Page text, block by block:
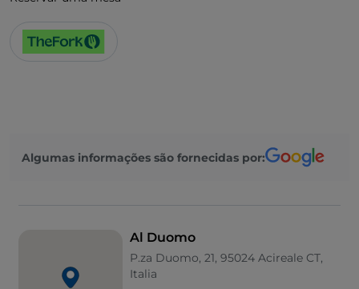
Algumas informações são fornecidas por:
Al Duomo
P.za Duomo, 21, 95024 Acireale CT,
Italia